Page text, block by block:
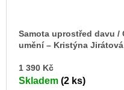
Samota uprostřed davu /
umění – Kristýna
1 390 Kč
Skladem (2 ks)